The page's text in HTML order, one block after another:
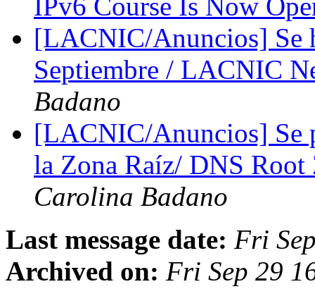
IPv6 Course Is Now
[LACNIC/Anuncios] Se
Septiembre / LACNIC
Badano
[LACNIC/Anuncios] Se
la Zona Raíz/ DNS
Carolina Badano
Last message date: Fri
Archived on: Fri Sep 29